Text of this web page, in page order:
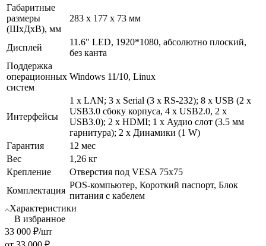
Габаритные
размеры
(ШхДхВ), мм
283 х 177 х 73 мм
Дисплей
11.6" LED, 1920*1080, абсолютно плоский,
без канта
Поддержка
операционных
систем
Windows 11/10, Linux
Интерфейсы
1 х LAN; 3 х Serial (3 х RS-232); 8 х USB (2 х
USB3.0 сбоку корпуса, 4 х USB2.0, 2 x
USB3.0); 2 х HDMI; 1 х Аудио слот (3.5 мм
гарнитура); 2 х Динамики (1 W)
Гарантия
12 мес
Вес
1,26 кг
Крепление
Отверстия под VESA 75x75
Комплектация
POS-компьютер, Короткий паспорт, Блок
питания с кабелем
Характеристики
В избранное
33 000 ₽/шт